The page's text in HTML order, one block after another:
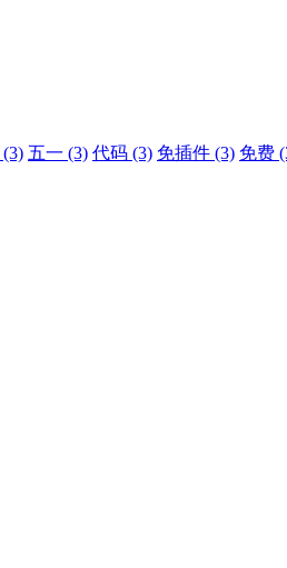
(3) 五一 (3) 代码 (3) 免插件 (3) 免费